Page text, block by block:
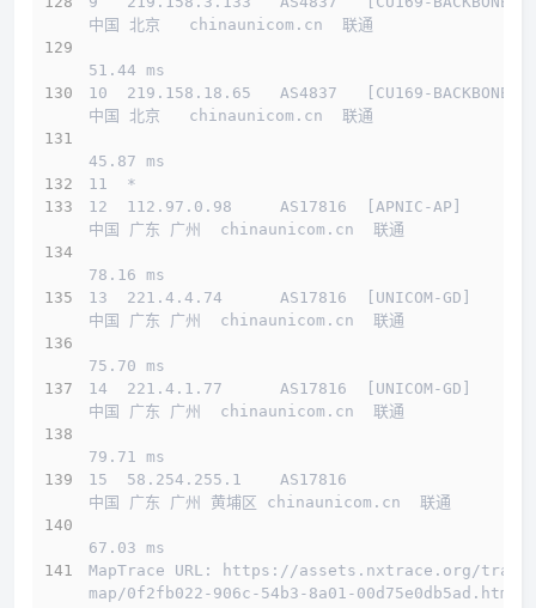
中国 北京   chinaunicom.cn  联通
51.44 ms
10  219.158.18.65   AS4837   [CU169-BACKBONE]
中国 北京   chinaunicom.cn  联通
45.87 ms
11  *
12  112.97.0.98     AS17816  [APNIC-AP]
中国 广东 广州  chinaunicom.cn  联通
78.16 ms
13  221.4.4.74      AS17816  [UNICOM-GD]
中国 广东 广州  chinaunicom.cn  联通
75.70 ms
14  221.4.1.77      AS17816  [UNICOM-GD]
中国 广东 广州  chinaunicom.cn  联通
79.71 ms
15  58.254.255.1    AS17816
中国 广东 广州 黄埔区 chinaunicom.cn  联通
67.03 ms
MapTrace URL: https://assets.nxtrace.org/trace
map/0f2fb022-906c-54b3-8a01-00d75e0db5ad.html